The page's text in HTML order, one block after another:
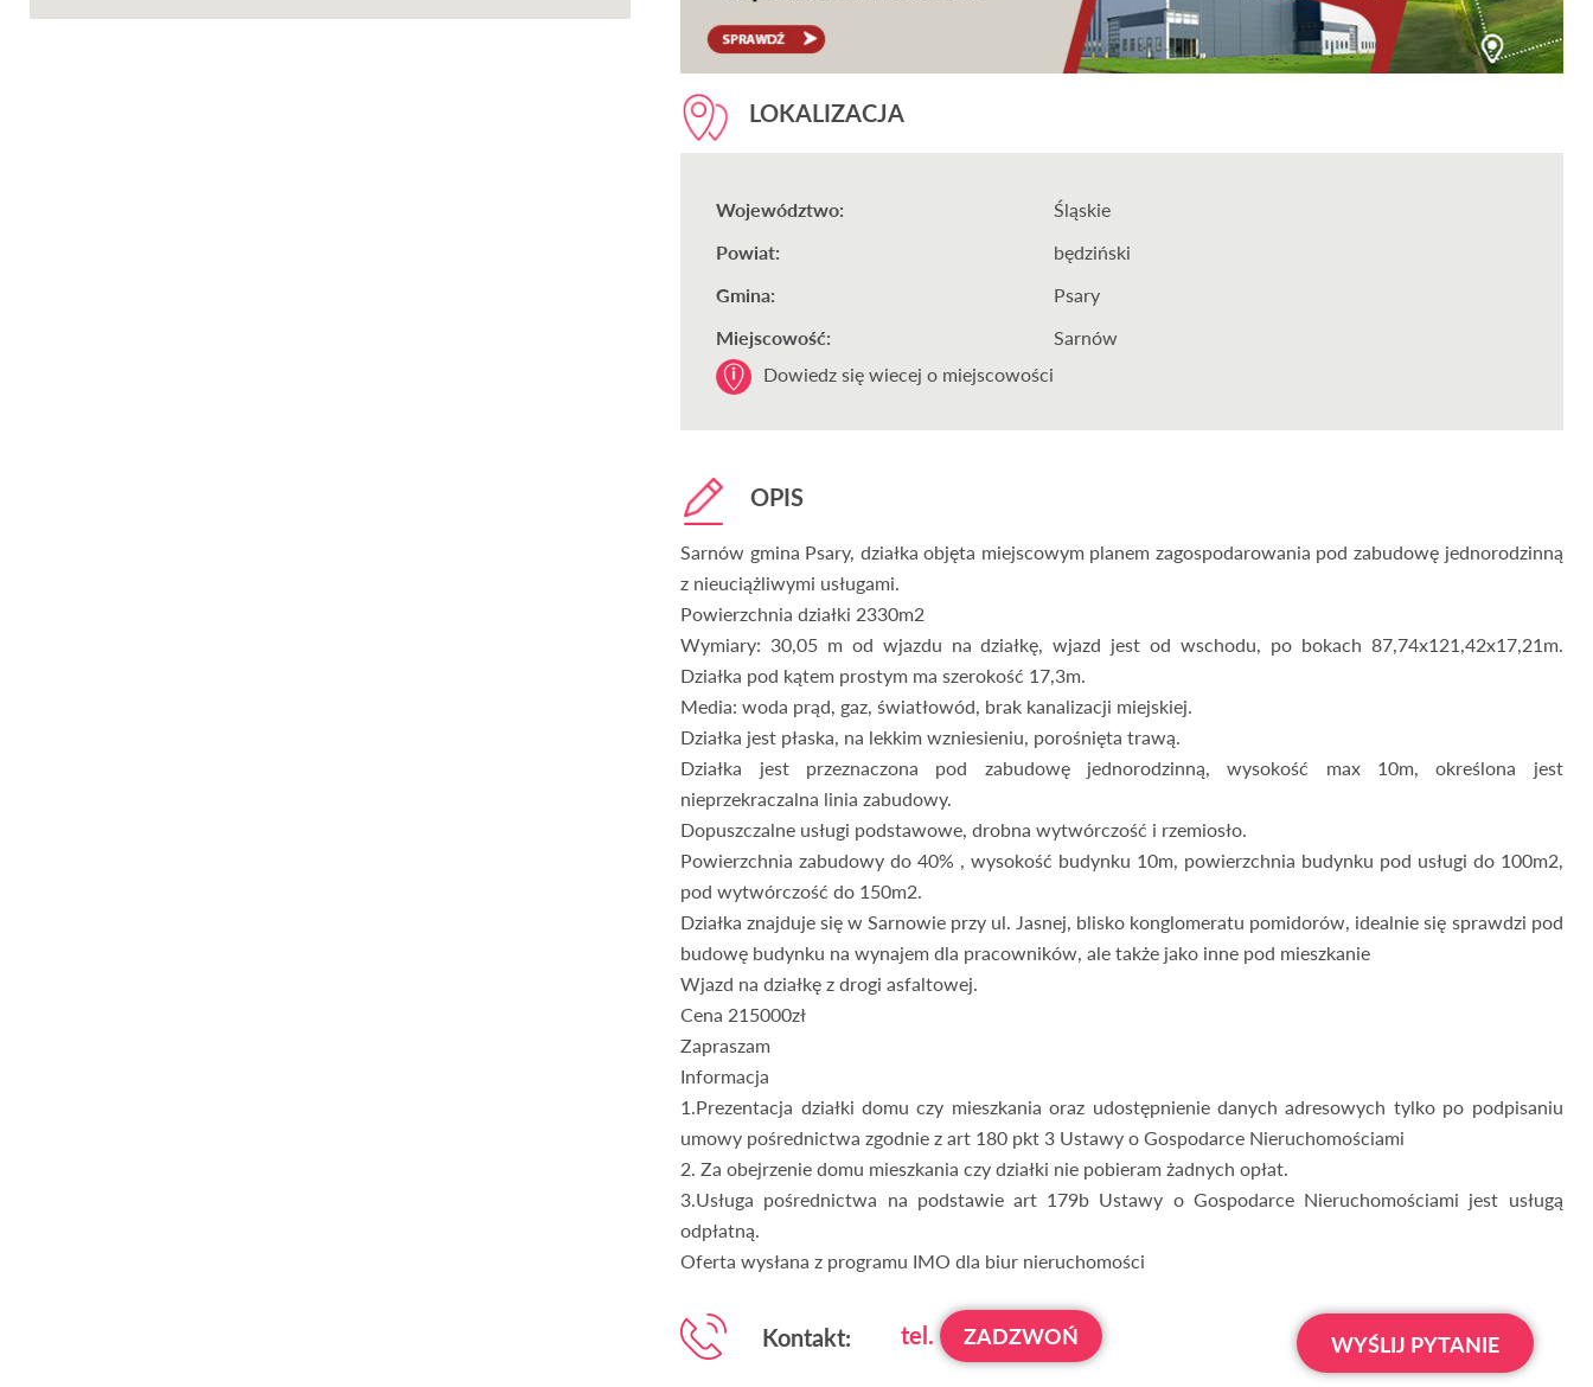
LOKALIZACJA
Województwo:
Śląskie
Powiat:
będziński
Gmina:
Psary
Miejscowość:
Sarnów
Dowiedz się wiecej o miejscowości
OPIS
Sarnów gmina Psary, działka objęta miejscowym planem zagospodarowania pod zabudowę jednorodzinną
z nieuciążliwymi usługami.
Powierzchnia działki 2330m2
Wymiary: 30,05 m od wjazdu na działkę, wjazd jest od wschodu, po bokach 87,74x121,42x17,21m.
Działka pod kątem prostym ma szerokość 17,3m.
Media: woda prąd, gaz, światłowód, brak kanalizacji miejskiej.
Działka jest płaska, na lekkim wzniesieniu, porośnięta trawą.
Działka jest przeznaczona pod zabudowę jednorodzinną, wysokość max 10m, określona jest
nieprzekraczalna linia zabudowy.
Dopuszczalne usługi podstawowe, drobna wytwórczość i rzemiosło.
Powierzchnia zabudowy do 40% , wysokość budynku 10m, powierzchnia budynku pod usługi do 100m2,
pod wytwórczość do 150m2.
Działka znajduje się w Sarnowie przy ul. Jasnej, blisko konglomeratu pomidorów, idealnie się sprawdzi pod
budowę budynku na wynajem dla pracowników, ale także jako inne pod mieszkanie
Wjazd na działkę z drogi asfaltowej.
Cena 215000zł
Zapraszam
Informacja
1.Prezentacja działki domu czy mieszkania oraz udostępnienie danych adresowych tylko po podpisaniu
umowy pośrednictwa zgodnie z art 180 pkt 3 Ustawy o Gospodarce Nieruchomościami
2. Za obejrzenie domu mieszkania czy działki nie pobieram żadnych opłat.
3.Usługa pośrednictwa na podstawie art 179b Ustawy o Gospodarce Nieruchomościami jest usługą
odpłatną.
Oferta wysłana z programu IMO dla biur nieruchomości
Kontakt: tel. ZADZWOŃ WYŚLIJ PYTANIE